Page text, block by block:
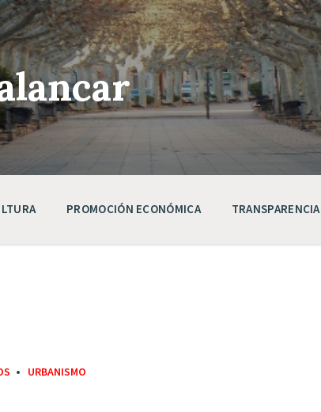
PROMOCIÓN ECONÓMICA TRANSPARENCIA
URBANISMO